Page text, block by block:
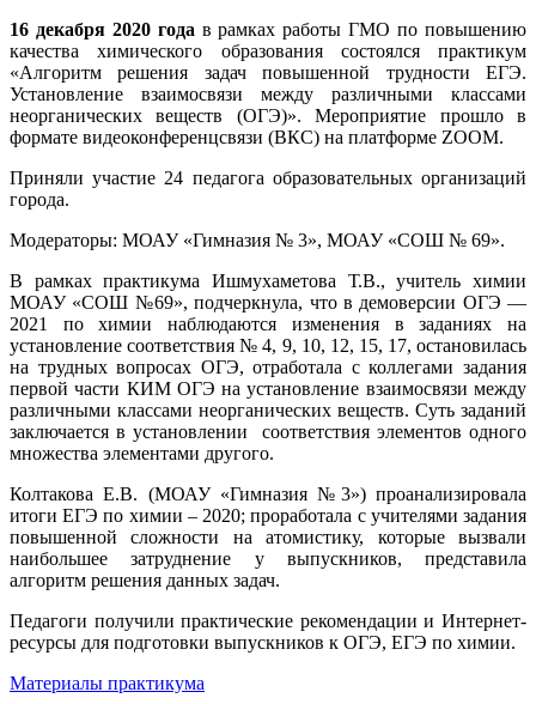
16 декабря 2020 года в рамках работы ГМО по повышению
качества химического образования состоялся практикум
«Алгоритм решения задач повышенной трудности ЕГЭ.
Установление взаимосвязи между различными классами
неорганических веществ (ОГЭ)». Мероприятие прошло в
формате видеоконференцсвязи (ВКС) на платформе ZOOM.
Приняли участие 24 педагога образовательных организаций
города.
Модераторы: МОАУ «Гимназия № 3», МОАУ «СОШ № 69».
В рамках практикума Ишмухаметова Т.В., учитель химии
МОАУ «СОШ №69», подчеркнула, что в демоверсии ОГЭ —
2021 по химии наблюдаются изменения в заданиях на
установление соответствия № 4, 9, 10, 12, 15, 17, остановилась
на трудных вопросах ОГЭ, отработала с коллегами задания
первой части КИМ ОГЭ на установление взаимосвязи между
различными классами неорганических веществ. Суть заданий
заключается в установлении соответствия элементов одного
множества элементами другого.
Колтакова Е.В. (МОАУ «Гимназия №3») проанализировала
итоги ЕГЭ по химии – 2020; проработала с учителями задания
повышенной сложности на атомистику, которые вызвали
наибольшее затруднение у выпускников, представила
алгоритм решения данных задач.
Педагоги получили практические рекомендации и Интернет-
ресурсы для подготовки выпускников к ОГЭ, ЕГЭ по химии.
Материалы практикума